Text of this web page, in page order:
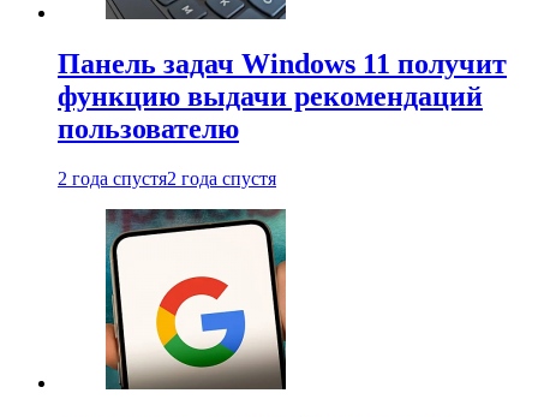
Панель задач Windows 11 получит
функцию выдачи рекомендаций
пользователю
2 года спустя2 года спустя